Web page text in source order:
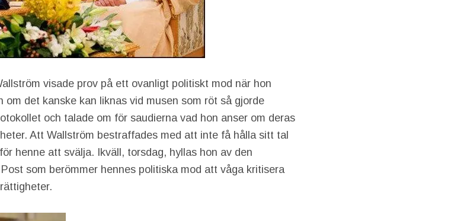
visade prov på ett ovanligt politiskt mod när hon
om det kanske kan liknas vid musen som röt så gjorde
och talade om för saudierna vad hon anser om deras
Att Wallström bestraffades med att inte få hålla sitt tal
henne att svälja. Ikväll, torsdag, hyllas hon av den
som berömmer hennes politiska mod att våga kritisera